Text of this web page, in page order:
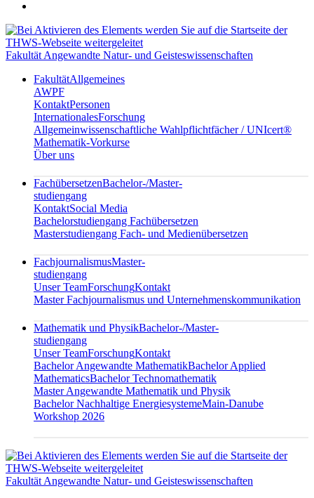
Fakultät Angewandte Natur- und Geisteswissenschaften
FakultätAllgemeines
AWPF
KontaktPersonen
InternationalesForschung
Allgemeinwissenschaftliche Wahlpflichtfächer / UNIcert®
Mathematik-Vorkurse
Über uns
FachübersetzenBachelor-/Master-
studiengang
KontaktSocial Media
Bachelorstudiengang Fachübersetzen
Masterstudiengang Fach- und Medienübersetzen
FachjournalismusMaster-
studiengang
Unser TeamForschungKontakt
Master Fachjournalismus und Unternehmenskommunikation
Mathematik und PhysikBachelor-/Master-
studiengang
Unser TeamForschungKontakt
Bachelor Angewandte MathematikBachelor Applied
MathematicsBachelor Technomathematik
Master Angewandte Mathematik und Physik
Bachelor Nachhaltige EnergiesystemeMain-Danube
Workshop 2026
Fakultät Angewandte Natur- und Geisteswissenschaften